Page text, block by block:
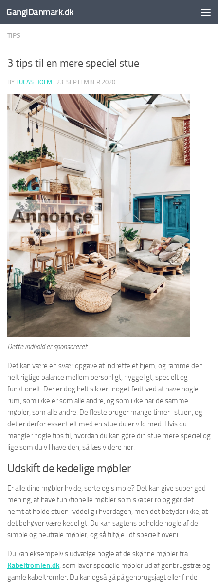
Skip to content
GangiDanmark.dk
TIPS
3 tips til en mere speciel stue
BY LUCAS HOLM · 23. SEPTEMBER 2020
Dette indhold er sponsoreret
Det kan være en svær opgave at indrette et hjem, og ramme den
helt rigtige balance mellem personligt, hyggeligt, specielt og
funktionelt. Der er dog helt sikkert noget fedt ved at have nogle
rum, som ikke er som alle andre, og som ikke har de samme
møbler, som alle andre. De fleste bruger mange timer i stuen, og
det er derfor essentielt med en stue du er vild med. Hvis du
mangler nogle tips til, hvordan du kan gøre din stue mere speciel og
lige som du vil have den, så læs videre her.
Udskift de kedelige møbler
Er alle dine møbler hvide, sorte og simple? Det kan give super god
mening, at have funktionelle møbler som skaber ro og gør det
nemt at holde stuen ryddelig i hverdagen, men det betyder ikke, at
det behøver være kedeligt. Du kan sagtens beholde nogle af de
simple og neutrale møbler, og så tilføje lidt specielt oveni.
Du kan eksempelvis udvælge nogle af de skønne møbler fra
Kabeltromlen.dk, som laver specielle møbler ud af genbrugstræ og
gamle kabeltromler. Du kan også gå på genbrugsjagt eller finde